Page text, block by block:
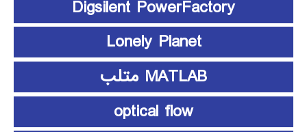
Digsilent PowerFactory
Lonely Planet
MATLAB متلب
optical flow